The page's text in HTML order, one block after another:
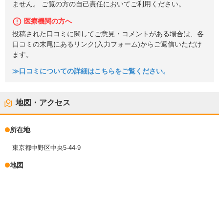
ません。 ご覧の方の自己責任においてご利用ください。
医療機関の方へ
投稿された口コミに関してご意見・コメントがある場合は、各
口コミの末尾にあるリンク(入力フォーム)からご返信いただけ
ます。
≫口コミについての詳細はこちらをご覧ください。
地図・アクセス
所在地
東京都中野区中央5-44-9
地図